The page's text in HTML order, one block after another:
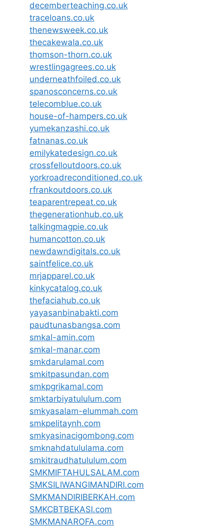
decemberteaching.co.uk
traceloans.co.uk
thenewsweek.co.uk
thecakewala.co.uk
thomson-thorn.co.uk
wrestlingagrees.co.uk
underneathfoiled.co.uk
spanosconcerns.co.uk
telecomblue.co.uk
house-of-hampers.co.uk
yumekanzashi.co.uk
fatnanas.co.uk
emilykatedesign.co.uk
crossfelloutdoors.co.uk
yorkroadreconditioned.co.uk
rfrankoutdoors.co.uk
teaparentrepeat.co.uk
thegenerationhub.co.uk
talkingmagpie.co.uk
humancotton.co.uk
newdawndigitals.co.uk
saintfelice.co.uk
mrjapparel.co.uk
kinkycatalog.co.uk
thefaciahub.co.uk
yayasanbinabakti.com
paudtunasbangsa.com
smkal-amin.com
smkal-manar.com
smkdarulamal.com
smkitpasundan.com
smkpgrikamal.com
smktarbiyatululum.com
smkyasalam-elummah.com
smkpelitaynh.com
smkyasinacigombong.com
smknahdatululama.com
smkitraudhatululum.com
SMKMIFTAHULSALAM.com
SMKSILIWANGIMANDIRI.com
SMKMANDIRIBERKAH.com
SMKCBTBEKASI.com
SMKMANAROFA.com